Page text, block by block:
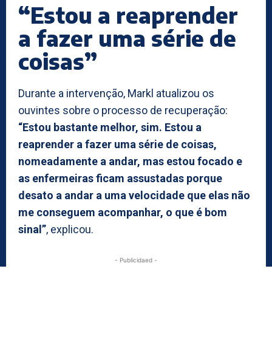
“Estou a reaprender
a fazer uma série de
coisas”
Durante a intervenção, Markl atualizou os
ouvintes sobre o processo de recuperação:
“Estou bastante melhor, sim. Estou a
reaprender a fazer uma série de coisas,
nomeadamente a andar, mas estou focado e
as enfermeiras ficam assustadas porque
desato a andar a uma velocidade que elas não
me conseguem acompanhar, o que é bom
sinal”, explicou.
- Publicidaed -